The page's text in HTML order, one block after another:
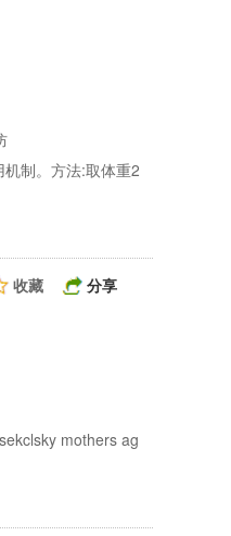
制。方法:取体重2
收藏
分享
mothers ag